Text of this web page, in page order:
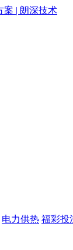
电力供热 福彩投